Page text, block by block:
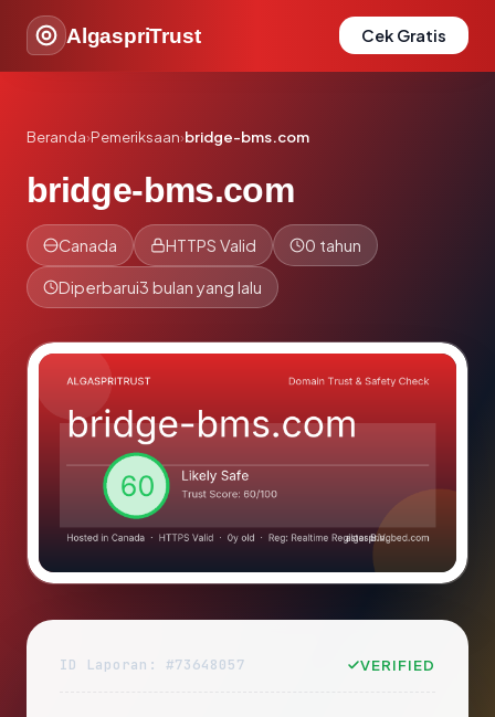
AlgaspriTrust Cek Gratis
Beranda›Pemeriksaan›bridge-bms.com
bridge-bms.com
Canada HTTPS Valid 0 tahun
Diperbarui3 bulan yang lalu
ID Laporan: #73648057 VERIFIED